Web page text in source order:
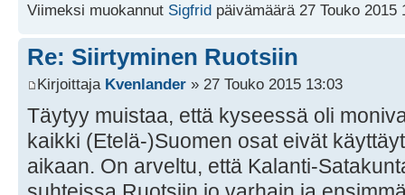
Viimeksi muokannut Sigfrid päivämäärä 27 Touko
Re: Siirtyminen Ruotsiin
Kirjoittaja Kvenlander » 27 Touko 2015 13:03
Täytyy muistaa, että kyseessä oli
kaikki (Etelä-)Suomen osat eivät
aikaan. On arveltu, että Kalanti-